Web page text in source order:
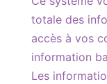
totale des
accès à vos
information
Les